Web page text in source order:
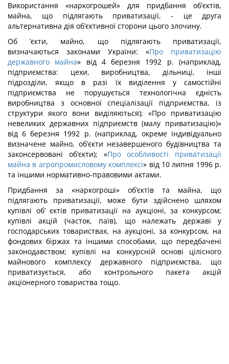
Використання «наркогрошей» для придбання об’єктів,
майна, що підлягають приватизації, - це друга
альтернативна дія об’єктивної сторони цього злочину.
Об ’єкти, майно, що підлягають приватизації,
визначаються законами України: «Про приватизацію
державного майна» від 4 березня 1992 р. (наприклад,
підприємства: цехи, виробництва, дільниці, інші
підрозділи, якщо в разі їх виділення у самостійні
підприємства не порушується технологічна єдність
виробництва з основної спеціалі­зації підприємства, із
структури якого вони виділяються); «Про приватизацію
неве­ликих державних підприємств (малу приватизацію)»
від 6 березня 1992 р. (наприклад, окреме індивідуально
визначене майно, об’єкти незавершеного будівництва та
за­консервовані об’єкти); «Про особливості приватизації
майна в агропромисловому комплексі» від 10 липня 1996 р.
та іншими нормативно-правовими актами.
Придбання за «наркогроші» об’єктів та майна, що
підлягають приватизації, може бути здійснено шляхом
купівлі об’ єктів приватизації на аукціоні, за конкурсом;
купів­лі акцій (часток, паїв), що належать державі у
господарських товариствах, на аукціо­ні, за конкурсом, на
фондових біржах та іншими способами, що передбачені
законо­давством; купівлі на конкурсній основі цілісного
майнового комплексу державного підприємства, що
приватизується, або контрольного пакета акцій
акціонерного това­риства тощо.